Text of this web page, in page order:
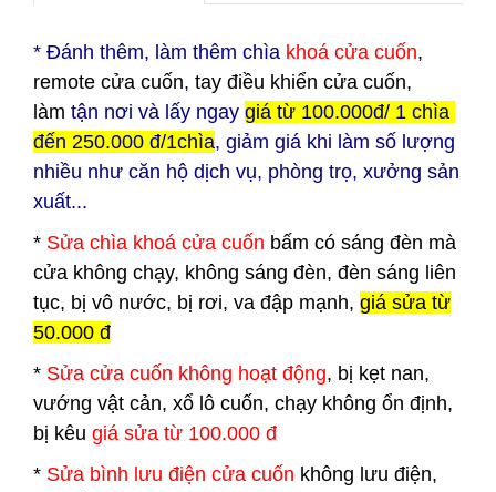
* Đánh thêm, làm thêm chìa khoá cửa cuốn,
remote cửa cuốn, tay điều khiển cửa cuốn,
làm tận nơi và lấy ngay giá từ 100.000đ/ 1 chìa
đến 250.000 đ/1chìa, giảm giá khi làm số lượng
nhiều như căn hộ dịch vụ, phòng trọ, xưởng sản
xuất...
* Sửa chìa khoá cửa cuốn bấm có sáng đèn mà
cửa không chạy, không sáng đèn, đèn sáng liên
tục, bị vô nước, bị rơi, va đập mạnh, giá sửa từ
50.000 đ
* Sửa cửa cuốn không hoạt động, bị kẹt nan,
vướng vật cản, xổ lô cuốn, chạy không ổn định,
bị kêu giá sửa từ 100.000 đ
* Sửa bình lưu điện cửa cuốn không lưu điện,